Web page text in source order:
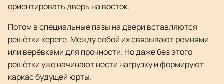
ориентировать дверь на восток.
Потом в специальные пазы на двери вставляются
решётки кереге. Между собой их связывают ремнями
или верёвками для прочности. Но даже без этого
решётки уже начинают нести нагрузку и формируют
каркас будущей юрты.